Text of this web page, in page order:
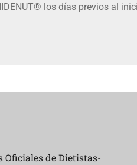
los días previos al
Oficiales de Dietistas-